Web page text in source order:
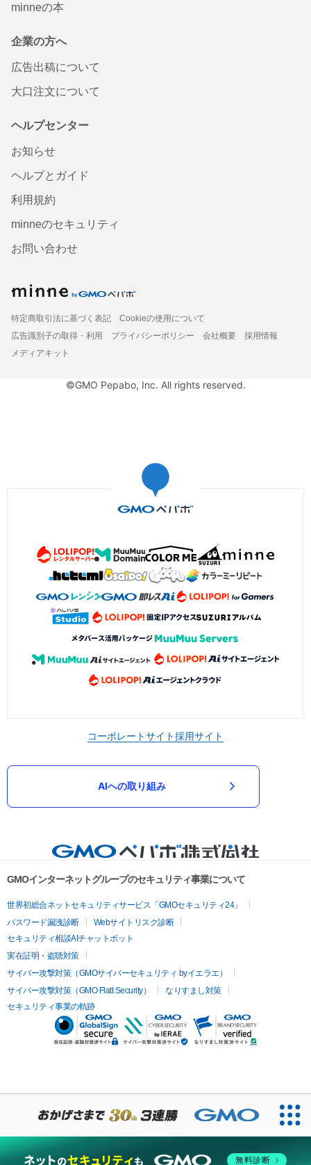
minneの本
企業の方へ
広告出稿について
大口注文について
ヘルプセンター
お知らせ
ヘルプとガイド
利用規約
minneのセキュリティ
お問い合わせ
特定商取引法に基づく表記
Cookieの使用について
広告識別子の取得・利用
プライバシーポリシー 会社概要
採用情報
メディアキット
©GMO Pepabo, Inc. All rights reserved.
コーポレートサイト採用サイト
AIへの取り組み
GMOインターネットグループのセキュリティ事業について
世界初総合ネットセキュリティサービス「GMOセキュリティ24」
パスワード漏洩診断
Webサイトリスク診断
セキュリティ相談AIチャットボット
実在証明・盗聴対策
サイバー攻撃対策（GMOサイバーセキュリティ byイエラエ）
サイバー攻撃対策（GMO Flatt Security）
なりすまし対策
セキュリティ事業の軌跡
無料診断